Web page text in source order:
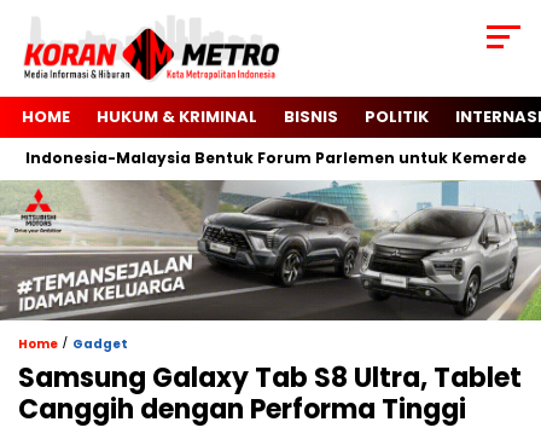
HOME HUKUM & KRIMINAL BISNIS POLITIK
Malaysia Bentuk Forum Parlemen untuk
Home / Gadget
Samsung Galaxy Tab S8 Ultra, Tablet
Canggih dengan Performa Tinggi